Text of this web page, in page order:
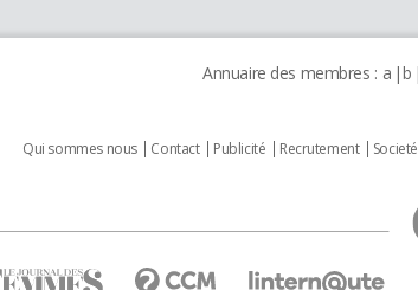
Annuaire des membres : a b
Qui sommes nous Contact Publicité Recrutement Societé